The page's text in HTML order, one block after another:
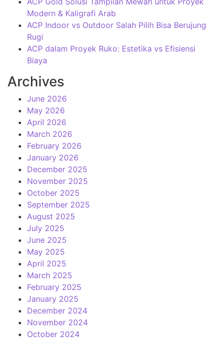
Modern & Kaligrafi Arab
ACP Indoor vs Outdoor Salah Pilih Bisa Berujung
Rugi
ACP dalam Proyek Ruko: Estetika vs Efisiensi
Biaya
Archives
June 2026
May 2026
April 2026
March 2026
February 2026
January 2026
December 2025
November 2025
October 2025
September 2025
August 2025
July 2025
June 2025
May 2025
April 2025
March 2025
February 2025
January 2025
December 2024
November 2024
October 2024